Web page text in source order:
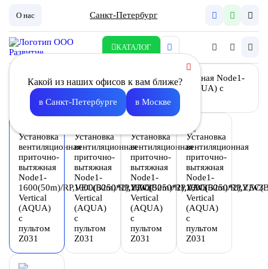
О нас Санкт-Петербург
КАТАЛОГ
Какой из наших офисов к вам ближе?
в Санкт-Петербурге в Москве